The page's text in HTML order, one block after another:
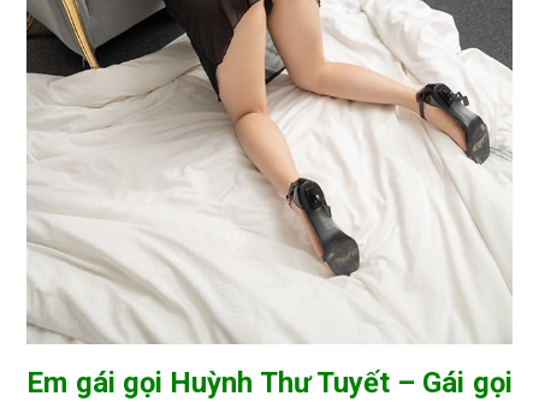
Em gái gọi Huỳnh Thư Tuyết – Gái gọi